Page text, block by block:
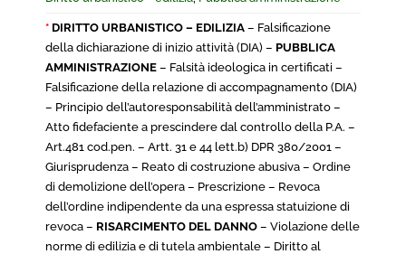
* DIRITTO URBANISTICO – EDILIZIA – Falsificazione
della dichiarazione di inizio attività (DIA) – PUBBLICA
AMMINISTRAZIONE – Falsità ideologica in certificati –
Falsificazione della relazione di accompagnamento (DIA)
– Principio dell’autoresponsabilità dell’amministrato –
Atto fidefaciente a prescindere dal controllo della P.A. –
Art.481 cod.pen. – Artt. 31 e 44 lett.b) DPR 380/2001 –
Giurisprudenza – Reato di costruzione abusiva – Ordine
di demolizione dell’opera – Prescrizione – Revoca
dell’ordine indipendente da una espressa statuizione di
revoca – RISARCIMENTO DEL DANNO – Violazione delle
norme di edilizia e di tutela ambientale – Diritto al